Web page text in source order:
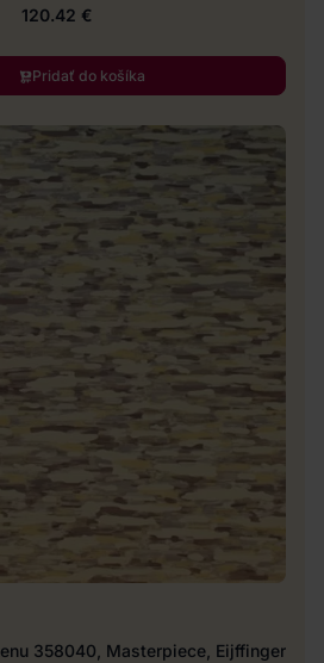
120.42 €
Pridať do košíka
358040, Masterpiece, Eijffinger